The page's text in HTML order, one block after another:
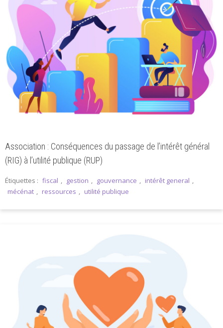
Association : Conséquences du passage de l’intérêt général
(RIG) à l’utilité publique (RUP)
Étiquettes : fiscal , gestion , gouvernance , intérêt general ,
mécénat , ressources , utilité publique